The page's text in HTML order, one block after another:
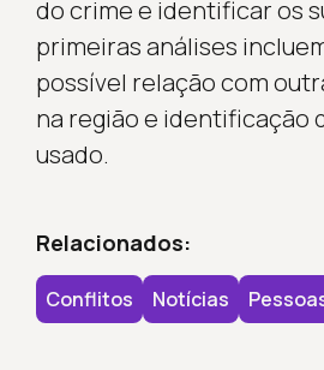
do crime e identificar os
primeiras análises
possível relação com
na região e identificação
usado.
Relacionados:
Conflitos Notícias